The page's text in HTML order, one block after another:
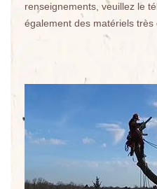
renseignements, veuillez le
également des matériels très